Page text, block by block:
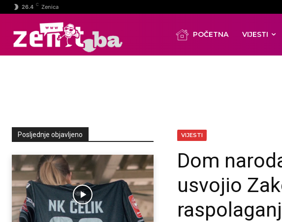
26.4 C Zenica
POČETNA VIJESTI
Posljednje objavljeno VIJESTI
Dom
usvojio